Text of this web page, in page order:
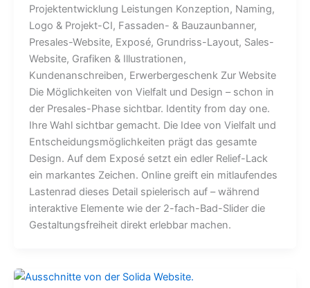
Projektentwicklung Leistungen Konzeption, Naming,
Logo & Projekt-CI, Fassaden- & Bauzaunbanner,
Presales-Website, Exposé, Grundriss-Layout, Sales-
Website, Grafiken & Illustrationen,
Kundenanschreiben, Erwerbergeschenk Zur Website
Die Möglichkeiten von Vielfalt und Design – schon in
der Presales-Phase sichtbar. Identity from day one.
Ihre Wahl sichtbar gemacht. Die Idee von Vielfalt und
Entscheidungsmöglichkeiten prägt das gesamte
Design. Auf dem Exposé setzt ein edler Relief-Lack
ein markantes Zeichen. Online greift ein mitlaufendes
Lastenrad dieses Detail spielerisch auf – während
interaktive Elemente wie der 2-fach-Bad-Slider die
Gestaltungsfreiheit direkt erlebbar machen.